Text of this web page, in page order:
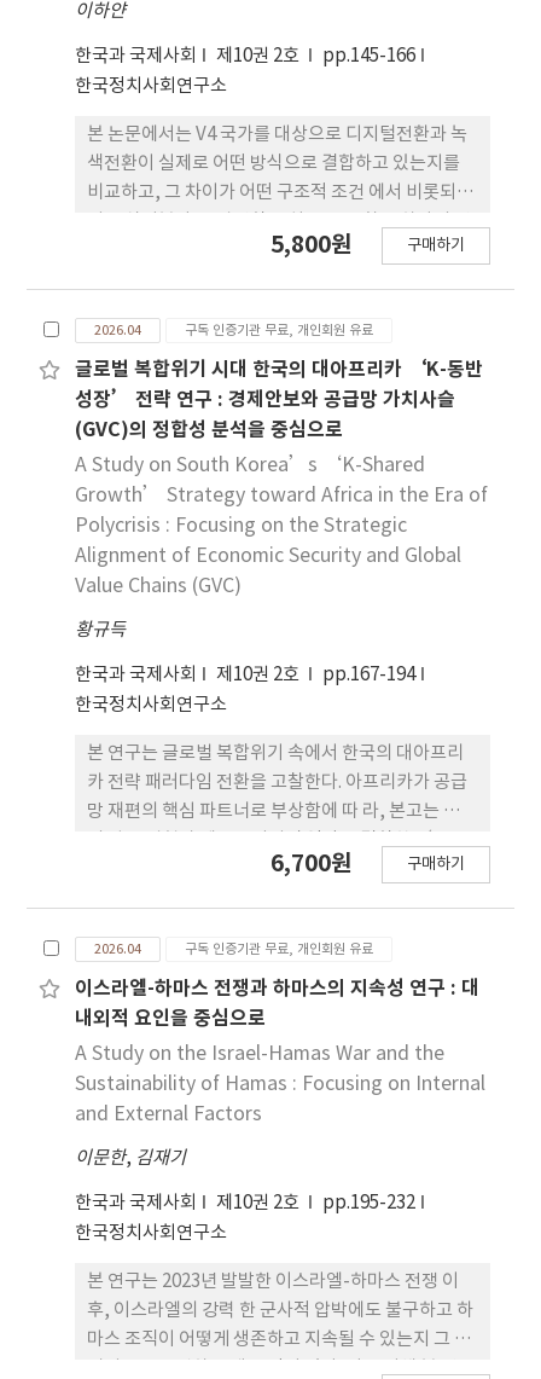
예방 중심 관리보다 정치적 충성과 선전을 우선하며,
이로 인해 조기 대응과 장기적 예방 역량 구축이 제한
되는 것으로 나타 났다. 또한 재난 대응 자원은 평양과
정치적으로 중요한 지역에 집중되 는 반면, 국경 및 주
변 지역은 구조적으로 취약한 상태에 놓여 있었다. 본
연구는 북한의 재난 대응 실패가 행정 능력이나 자원
부족이 아니라 개인독재 체제의 통치 논리에서 비롯
된 구조적 결과임을 보여준다.
이하얀
한국과 국제사회 제10권 2호
pp.145-166
한국정치사회연구소
본 논문에서는 V4 국가를 대상으로 디지털전환과 녹
색전환이 실제로 어떤 방식으로 결합하고 있는지를
비교하고, 그 차이가 어떤 구조적 조건 에서 비롯되는
계된 과제로 제시하고 있지만, 공통된 정책 목표가 회
주의 산업 유산, 체제 전환, 유럽연합 통합이라는 공
통의 배경을 공유 하면서도, 현재의 전환 양상에서는
뚜렷한 차이를 보인다. 이 글은 쌍둥이 전환을 단순히
녹색전환과 디지털전환이 동시에 진행되는 상태가 아
니라, 두 전환이 실제 산업, 에너지, 행정 체계 안에서
어떻게 실행되고 있는지 를 보여주는 분석 개념으로
다룬다. 이를 위해 디지털 부문에서는 연결 인 프라,
기업 활용, 디지털 역량, 공공서비스를, 녹색 부문에
서는 재생에너 지, 전력 구조, 건물 및 교통 부문 전환,
에너지 효율과 구조적 제약을 중 심으로 비교하였다.
분석 결과, 체코는 디지털 기반이 가장 강하지만 녹색
진과 인프라 확충에도 불구하고 인적 역량과 석탄 중
심 에너지 구조의 부담이 크다. 헝가리는 기 반과 실제
활용 사이의 간극이 두드러지고, 슬로바키아는 두 전
환 모두에 서 비교적 균형 있는 잠재력을 보인다. 결국
V4의 쌍둥이 전환은 하나의 단일한 발전 모델이 아니
라, 산업구조, 에너지 체제, 정책 역량, 디지털 인 적
기반의 차이에 따라 분화된 경로로 이해할 필요가 있
5,800원 구매하기
2026.04 구독 인증기관 무료, 개인회원 유료
글로벌 복합위기 시대 한국의 대아프리카 ‘K-동반
성장’ 전략 연구 : 경제안보와 공급망 가치사슬
(GVC)의 정합성 분석을 중심으로
A Study on South Korea’s ‘K-Shared
Growth’ Strategy toward Africa in the Era of
Polycrisis : Focusing on the Strategic
Alignment of Economic Security and Global
Value Chains (GVC)
황규득
한국과 국제사회 제10권 2호
pp.167-194
한국정치사회연구소
본 연구는 글로벌 복합위기 속에서 한국의 대아프리
카 전략 패러다임 전환을 고찰한다. 아프리카가 공급
망 재편의 핵심 파트너로 부상함에 따 라, 본고는 한국
반성장’ 전략을 제안한다. 방법론적으로는 SWOT
자 원 협력은 단순 조달을 넘어 현지 가공과 기술 전수
를 패키지화하는 ‘기 술을 위한 자원(R4T)’ 모델
로 전환되어야 한다. 둘째, 디지털·에너지 인 프라
기반의 개발협력을 통해 아프리카의 ‘단계도약’을
지원함으로써 장 기적 신뢰 기반을 강화해야 한다. 결
론적으로 2026년 이재명 정부의 실 용 외교 기조 하에
경협 모델을 통해 글로벌 중추 국가로서 기여와 국익
을 동시에 달성하는 전략적 자율성을 확보해야 한다.
6,700원 구매하기
2026.04 구독 인증기관 무료, 개인회원 유료
이스라엘-하마스 전쟁과 하마스의 지속성 연구 : 대
내외적 요인을 중심으로
A Study on the Israel-Hamas War and the
Sustainability of Hamas : Focusing on Internal
and External Factors
이문한, 김재기
한국과 국제사회 제10권 2호
pp.195-232
한국정치사회연구소
본 연구는 2023년 발발한 이스라엘-하마스 전쟁 이
후, 이스라엘의 강력 한 군사적 압박에도 불구하고 하
마스 조직이 어떻게 생존하고 지속될 수 있는지 그 메